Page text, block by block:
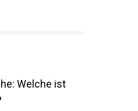
Welche ist